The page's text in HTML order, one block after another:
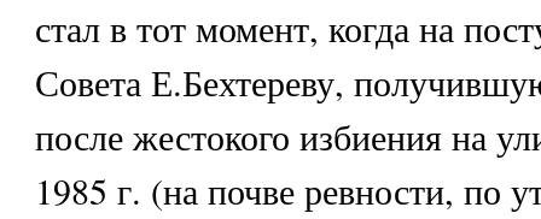
стал в тот момент, когда на
Совета Е.Бехтереву,
после жестокого избиения на
1985 г. (на почве ревности, по